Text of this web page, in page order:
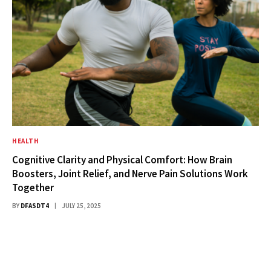
HEALTH
Cognitive Clarity and Physical Comfort: How Brain
Boosters, Joint Relief, and Nerve Pain Solutions Work
Together
BY DFASDT4 JULY 25, 2025